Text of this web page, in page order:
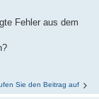
Fehler aus dem
Sie den Beitrag auf